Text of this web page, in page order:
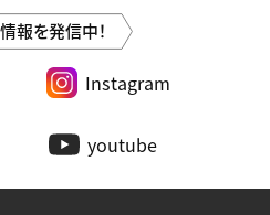
報を発信中！
Instagram
youtube